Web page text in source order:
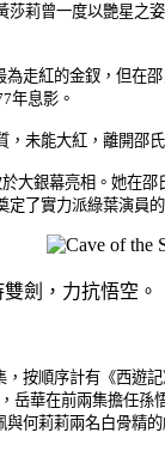
莉曾一度以艷星
走紅的金釵，但在
年息影。
未能大紅，離開邵
大銀幕亮相。她在
了實力派綠葉演員
雙劍，力抗悟空
序計有《西遊記》
岳華在前兩集擔任
何莉莉兩名白骨精的